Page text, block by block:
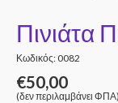
Πινιάτα
Κωδικός: 0082
€50,00
(δεν περιλαμβάνει ΦΠΑ)